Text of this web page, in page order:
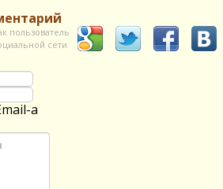
пользователь
сети
а